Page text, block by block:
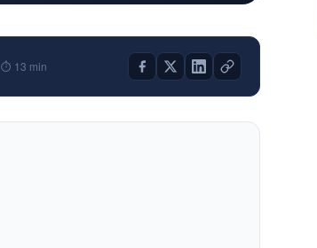
⏱ 13 min